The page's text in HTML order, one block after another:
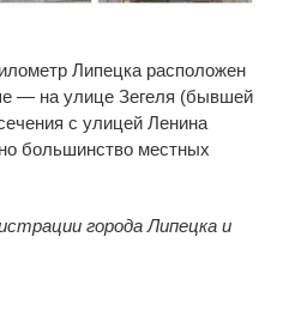
Липецка расположен
— на улице Зегеля (бывшей
с улицей Ленина
большинство местных
города Липецка и